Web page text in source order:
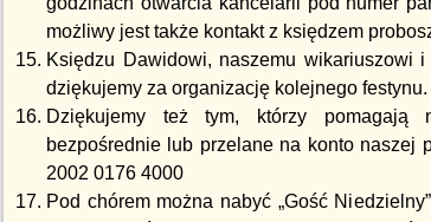
możliwy jest także kontakt z księdzem
Księdzu Dawidowi, naszemu wikariuszowi
dziękujemy za organizację kolejnego festynu.
Dziękujemy też tym, którzy pomagają
bezpośrednie lub przelane na konto naszej
2002 0176 4000
Pod chórem można nabyć „Gość